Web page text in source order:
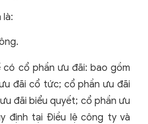
là:
cổ phần ưu đãi: bao gồm
đãi cổ tức; cổ phần ưu đãi
đãi biểu quyết; cổ phần ưu
định tại Điều lệ công ty và